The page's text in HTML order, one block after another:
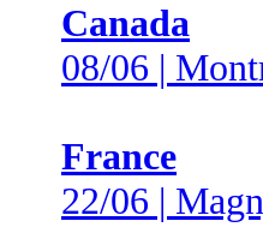
Canada
08/06 |
France
22/06 |